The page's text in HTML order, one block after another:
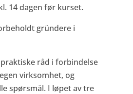
14 dagen før kurset.
gründere i
råd i forbindelse
virksomhet, og
spørsmål. I løpet av tre